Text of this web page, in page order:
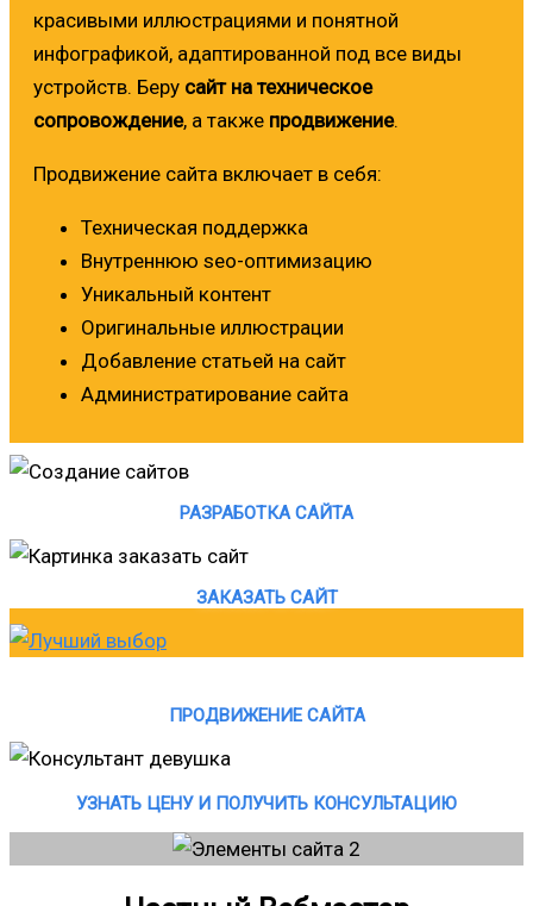
красивыми иллюстрациями и понятной
инфографикой, адаптированной под все виды
устройств. Беру сайт на техническое
сопровождение, а также продвижение.
Продвижение сайта включает в себя:
Техническая поддержка
Внутреннюю seo-оптимизацию
Уникальный контент
Оригинальные иллюстрации
Добавление статьей на сайт
Администратирование сайта
РАЗРАБОТКА САЙТА
ЗАКАЗАТЬ САЙТ
ПРОДВИЖЕНИЕ САЙТА
УЗНАТЬ ЦЕНУ И ПОЛУЧИТЬ КОНСУЛЬТАЦИЮ